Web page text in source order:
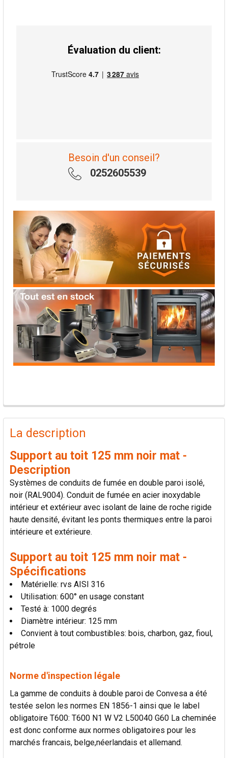
Évaluation du client:
Besoin d'un conseil?
0252605539
PRODUITS
FRÉQUEMMENT
ACHETÉS
TOUT
SÉLECTIONNER
AJOUTER
LA
SÉLECTION
AU PANIER
La description
Support au toit 125 mm noir mat -
Description
Systèmes de conduits de fumée en double paroi isolé,
noir (RAL9004). Conduit de fumée en acier inoxydable
intérieur et extérieur avec isolant de laine de roche rigide
haute densité, évitant les ponts thermiques entre la paroi
intérieure et extérieure.
Support au toit 125 mm noir mat -
Spécifications
Matérielle: rvs AISI 316
Utilisation: 600° en usage constant
Testé à: 1000 degrés
Diamètre intérieur: 125 mm
Convient à tout combustibles: bois, charbon, gaz, fioul,
pétrole
Norme d'inspection légale
La gamme de conduits à double paroi de Convesa a été
testée selon les normes EN 1856-1 ainsi que le label
obligatoire T600: T600 N1 W V2 L50040 G60 La cheminée
est donc conforme aux normes obligatoires pour les
marchés francais, belge,néerlandais et allemand.